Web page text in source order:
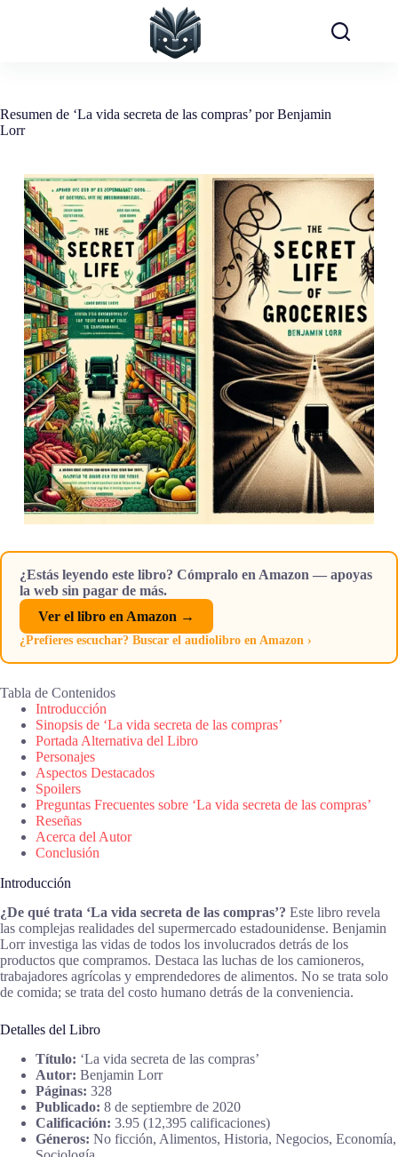
Resumen de ‘La vida secreta de las compras’ por Benjamin
Lorr
¿Estás leyendo este libro? Cómpralo en Amazon — apoyas
la web sin pagar de más.
Ver el libro en Amazon →
¿Prefieres escuchar? Buscar el audiolibro en Amazon ›
Tabla de Contenidos
Introducción
Sinopsis de ‘La vida secreta de las compras’
Portada Alternativa del Libro
Personajes
Aspectos Destacados
Spoilers
Preguntas Frecuentes sobre ‘La vida secreta de las compras’
Reseñas
Acerca del Autor
Conclusión
Introducción
¿De qué trata ‘La vida secreta de las compras’? Este libro revela
las complejas realidades del supermercado estadounidense. Benjamin
Lorr investiga las vidas de todos los involucrados detrás de los
productos que compramos. Destaca las luchas de los camioneros,
trabajadores agrícolas y emprendedores de alimentos. No se trata solo
de comida; se trata del costo humano detrás de la conveniencia.
Detalles del Libro
Título: ‘La vida secreta de las compras’
Autor: Benjamin Lorr
Páginas: 328
Publicado: 8 de septiembre de 2020
Calificación: 3.95 (12,395 calificaciones)
Géneros: No ficción, Alimentos, Historia, Negocios, Economía,